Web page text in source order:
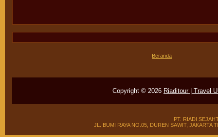
Beranda
Copyright © 2026 Riaditour | Travel
PT. RIADI
JL. BUMI RAYA NO.05, DUREN SAWIT, JAKARTA